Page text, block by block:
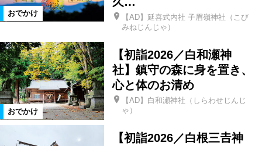
中島村
栃木県 茨城県 高畠町
那須郡那須町 福島市郊外
那須塩原市 浅川町
おでかけ
【AD】延喜式内社 子眉嶺神社（こび
みねじんじゃ）
おでかけ
【初詣2026／白和瀬神
社】鎮守の森に身を置き、
心と体のお清め
【AD】白和瀬神社（しらわせじんじ
ゃ）
【初詣2026／白根三𠮷神